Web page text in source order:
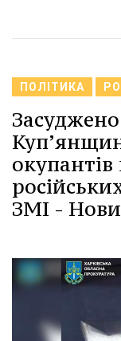
ПОЛІТИКА
окупантів
ЗМІ -